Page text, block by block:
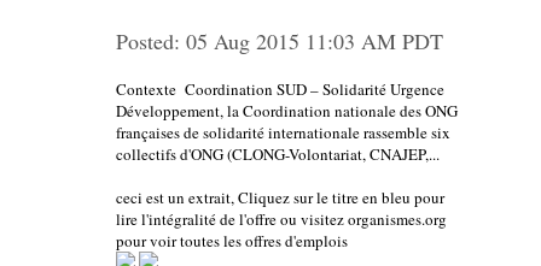
Posted: 05 Aug 2015 11:03 AM PDT
Contexte Coordination SUD – Solidarité Urgence
Développement, la Coordination nationale des ONG
françaises de solidarité internationale rassemble six
collectifs d'ONG (CLONG-Volontariat, CNAJEP,...
ceci est un extrait, Cliquez sur le titre en bleu pour
lire l'intégralité de l'offre ou visitez organismes.org
pour voir toutes les offres d'emplois